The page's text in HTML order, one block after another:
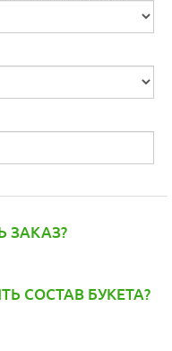
ЗАКАЗ?
СОСТАВ БУКЕТА?